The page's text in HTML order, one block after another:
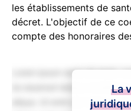
les établissements de
décret. L'objectif de ce
compte des honoraires
Lorem ipsum dolor sit amet,
do eiusmod tempor incididunt
aliqua. Ut enim ad minim
La